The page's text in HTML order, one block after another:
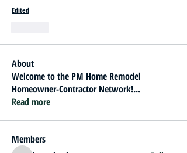
Edited
About
Welcome to the PM Home Remodel
Homeowner-Contractor Network!...
Read more
Members